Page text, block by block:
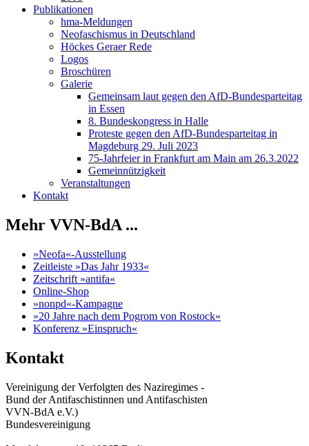
Publikationen
hma-Meldungen
Neofaschismus in Deutschland
Höckes Geraer Rede
Logos
Broschüren
Galerie
Gemeinsam laut gegen den AfD-Bundesparteitag
in Essen
8. Bundeskongress in Halle
Proteste gegen den AfD-Bundesparteitag in
Magdeburg 29. Juli 2023
75-Jahrfeier in Frankfurt am Main am 26.3.2022
Gemeinnützigkeit
Veranstaltungen
Kontakt
Mehr VVN-BdA ...
»Neofa«-Ausstellung
Zeitleiste »Das Jahr 1933«
Zeitschrift »antifa«
Online-Shop
»nonpd«-Kampagne
»20 Jahre nach dem Pogrom von Rostock«
Konferenz »Einspruch«
Kontakt
Vereinigung der Verfolgten des Naziregimes -
Bund der Antifaschistinnen und Antifaschisten
VVN-BdA e.V.)
Bundesvereinigung